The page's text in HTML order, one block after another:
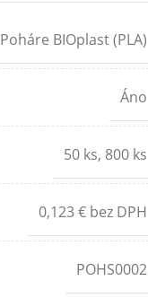
Poháre BIOplast (PLA)
Áno
50 ks, 800 ks
0,123 € bez DPH
POHS0002